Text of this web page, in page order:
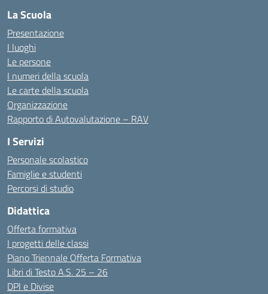
La Scuola
Presentazione
I luoghi
Le persone
I numeri della scuola
Le carte della scuola
Organizzazione
Rapporto di Autovalutazione – RAV
I Servizi
Personale scolastico
Famiglie e studenti
Percorsi di studio
Didattica
Offerta formativa
I progetti delle classi
Piano Triennale Offerta Formativa
Libri di Testo A.S. 25 – 26
DPI e Divise